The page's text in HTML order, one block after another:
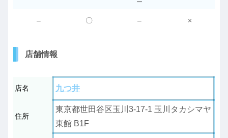
ー
– 〇 – ×
店舗情報
店名 九つ井
住所
東京都世田谷区玉川3-17-1 玉川タカシマヤ
東館 B1F